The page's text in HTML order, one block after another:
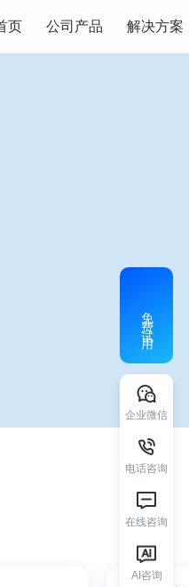
页 公司产品 解决方案
免费试用
企业微信
电话咨询
在线咨询
AI咨询